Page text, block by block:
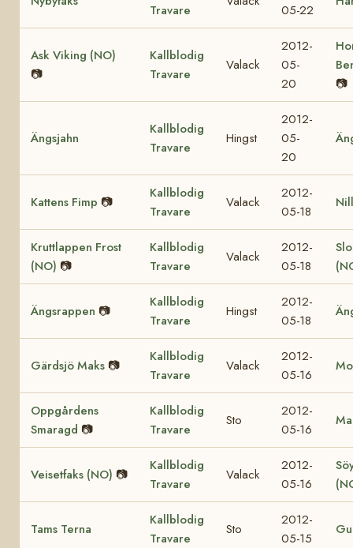
Travare
05-22
Ask Viking (NO)
📷
Kallblodig
Travare
Valack
2012-
05-
20
📷
Ängsjahn
Kallblodig
Travare
Hingst
2012-
05-
20
Kattens Fimp 📷
Kallblodig
Travare
Valack
2012-
05-18
Kruttlappen Frost
(NO) 📷
Kallblodig
Travare
Valack
2012-
05-18
Ängsrappen 📷
Kallblodig
Travare
Hingst
2012-
05-18
Gärdsjö Maks 📷
Kallblodig
Travare
Valack
2012-
05-16
Oppgårdens
Smaragd 📷
Kallblodig
Travare
Sto
2012-
05-16
Veisetfaks (NO) 📷
Kallblodig
Travare
Valack
2012-
05-16
Tams Terna
Kallblodig
Travare
Sto
2012-
05-15